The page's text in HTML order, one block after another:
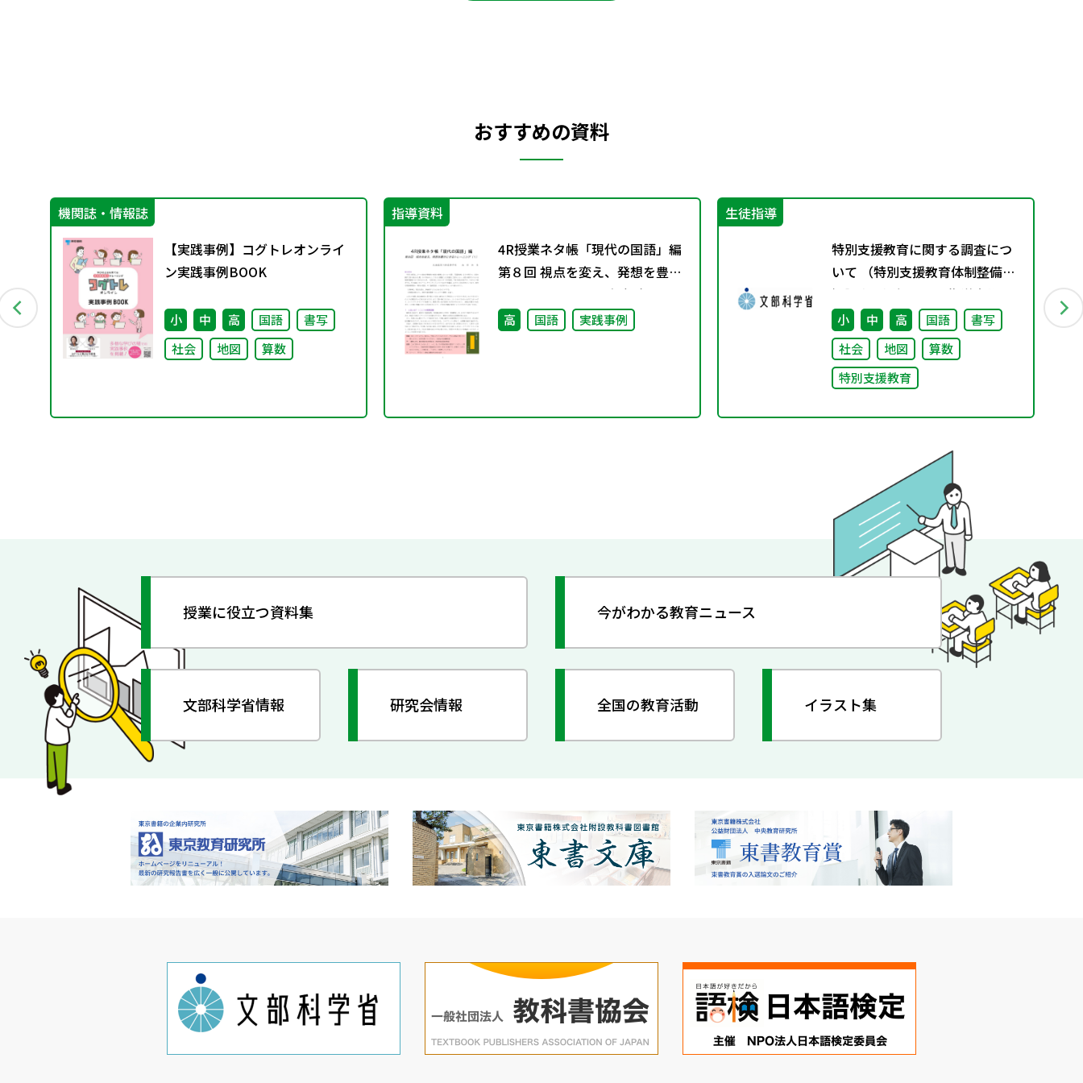
おすすめの資料
機関誌・情報誌
【実践事例】コグトレオンライ
ン実践事例BOOK
小 中 高 国語
書写
社会
地図 算数
指導資料
4R授業ネタ帳「現代の国語」編
第８回 視点を変え、発想を豊か
にするトレーニング（１）
高 国語 実践事例
生徒指導
特別支援教育に関する調査につ
いて （特別支援教育体制整備状
況調査、通級による指導実施状
況調査）
小 中 高 国語
書写
社会
地図
算数
特別支援教育
授業に役立つ資料集 今がわかる教育ニュース
文部科学省情報 研究会情報 全国の教育活動 イラスト集